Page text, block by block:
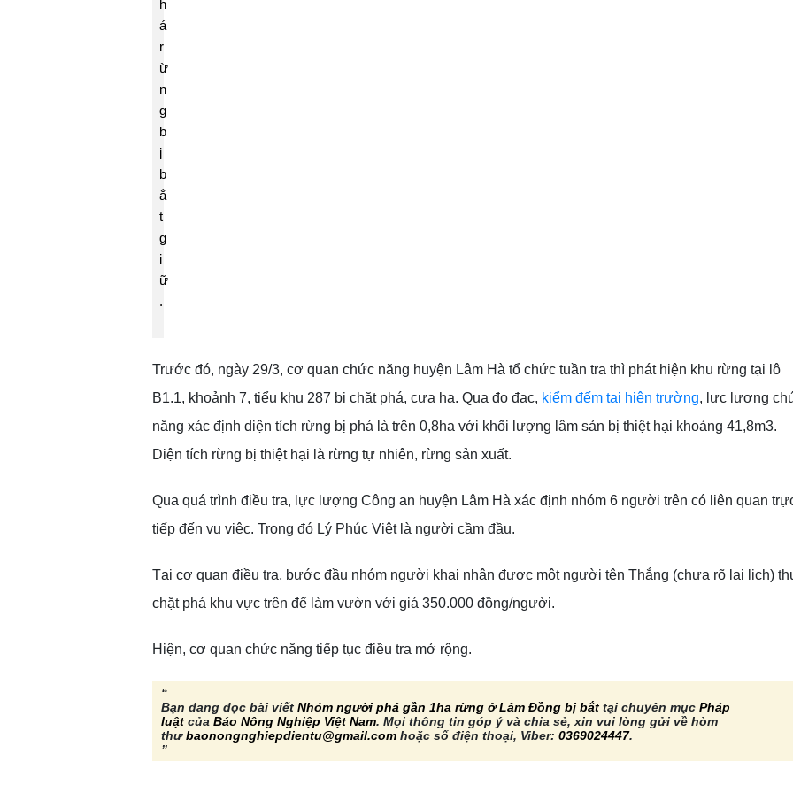
h
á
r
ừ
n
g
b
ị
b
ắ
t
g
i
ữ
.
Trước đó, ngày 29/3, cơ quan chức năng huyện Lâm Hà tổ chức tuần tra thì phát hiện khu rừng tại lô
B1.1, khoảnh 7, tiểu khu 287 bị chặt phá, cưa hạ. Qua đo đạc, kiểm đếm tại hiện trường, lực lượng
năng xác định diện tích rừng bị phá là trên 0,8ha với khối lượng lâm sản bị thiệt hại khoảng 41,8m3.
Diện tích rừng bị thiệt hại là rừng tự nhiên, rừng sản xuất.
Qua quá trình điều tra, lực lượng Công an huyện Lâm Hà xác định nhóm 6 người trên có liên quan
tiếp đến vụ việc. Trong đó Lý Phúc Việt là người cầm đầu.
Tại cơ quan điều tra, bước đầu nhóm người khai nhận được một người tên Thắng (chưa rõ lai lịch)
chặt phá khu vực trên để làm vườn với giá 350.000 đồng/người.
Hiện, cơ quan chức năng tiếp tục điều tra mở rộng.
Bạn đang đọc bài viết Nhóm người phá gần 1ha rừng ở Lâm Đồng bị bắt tại chuyên mục Pháp
luật của Báo Nông Nghiệp Việt Nam. Mọi thông tin góp ý và chia sẻ, xin vui lòng gửi về hòm
thưbaonongnghiepdientu@gmail.com hoặc số điện thoại, Viber: 0369024447.